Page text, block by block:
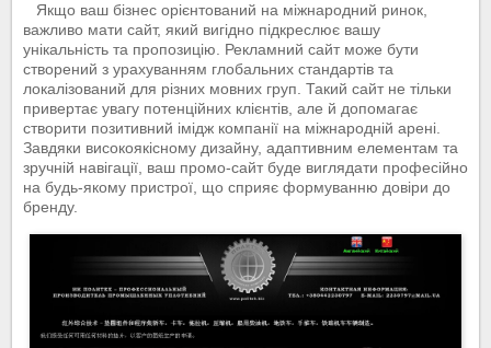
Якщо ваш бізнес орієнтований на міжнародний ринок,
важливо мати сайт, який вигідно підкреслює вашу
унікальність та пропозицію. Рекламний сайт може бути
створений з урахуванням глобальних стандартів та
локалізований для різних мовних груп. Такий сайт не тільки
привертає увагу потенційних клієнтів, але й допомагає
створити позитивний імідж компанії на міжнародній арені.
Завдяки високоякісному дизайну, адаптивним елементам та
зручній навігації, ваш промо-сайт буде виглядати професійно
на будь-якому пристрої, що сприяє формуванню довіри до
бренду.